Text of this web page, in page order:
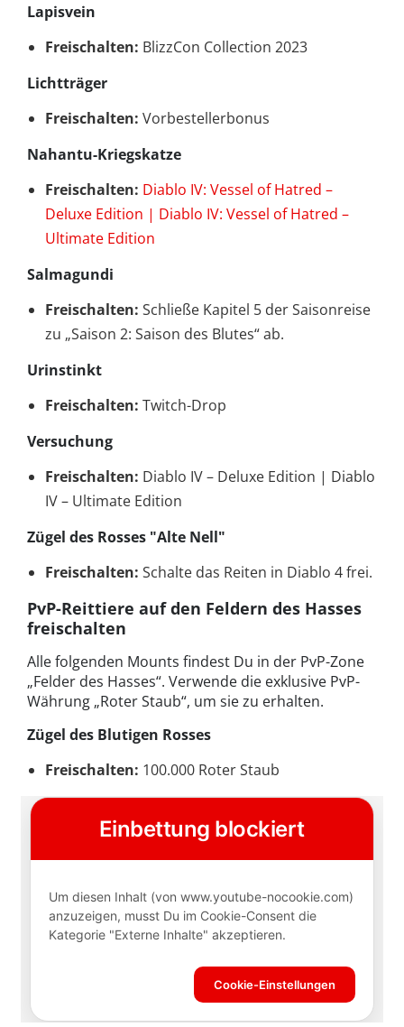
Lapisvein
Freischalten: BlizzCon Collection 2023
Lichtträger
Freischalten: Vorbestellerbonus
Nahantu-Kriegskatze
Freischalten: Diablo IV: Vessel of Hatred –
Deluxe Edition | Diablo IV: Vessel of Hatred –
Ultimate Edition
Salmagundi
Freischalten: Schließe Kapitel 5 der Saisonreise
zu „Saison 2: Saison des Blutes“ ab.
Urinstinkt
Freischalten: Twitch-Drop
Versuchung
Freischalten: Diablo IV – Deluxe Edition | Diablo
IV – Ultimate Edition
Zügel des Rosses "Alte Nell"
Freischalten: Schalte das Reiten in Diablo 4 frei.
PvP-Reittiere auf den Feldern des Hasses
freischalten
Alle folgenden Mounts findest Du in der PvP-Zone
„Felder des Hasses“. Verwende die exklusive PvP-
Währung „Roter Staub“, um sie zu erhalten.
Zügel des Blutigen Rosses
Freischalten: 100.000 Roter Staub